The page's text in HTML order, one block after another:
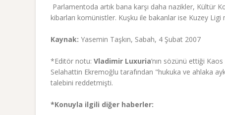
 Parlamentoda artık bana karşı daha nazikler, Kültür
kibarları komünistler. Kuşku ile bakanlar ise Kuzey Ligi
Kaynak: Yasemin Taşkın, Sabah, 4 Şubat 2007
*Editör notu: Vladimir Luxuria’nın sözünü ettiği
Selahattin Ekremoğlu tarafından "hukuka ve ahlaka
talebini reddetmişti.
*Konuyla ilgili diğer haberler: